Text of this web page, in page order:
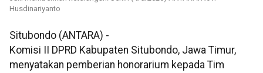
Husdinariyanto
Situbondo (ANTARA) -
Komisi II DPRD Kabupaten Situbondo, Jawa Timur,
menyatakan pemberian honorarium kepada Tim